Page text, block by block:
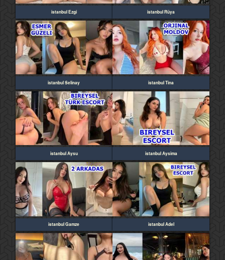
istanbul Ezgi istanbul Rüya
istanbul Selinay istanbul Tina
istanbul Aysu istanbul Aysima
istanbul Gamze istanbul Adel